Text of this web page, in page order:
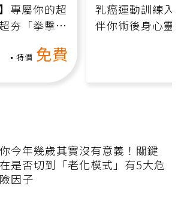
專屬你的超
夯「拳擊有
特價 免費
乳癌運動訓練入
伴你術後身心靈
你今年幾歲其實沒有意義！關鍵
在是否切到「老化模式」有5大危
險因子